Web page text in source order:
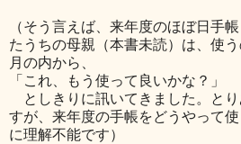
（そう言えば、来年度のほぼ日手
たうちの母親（本書未読）は、使
月の内から、
「これ、もう使って良いかな？」
としきりに訊いてきました。と
すが、来年度の手帳をどうやって
に理解不能です）